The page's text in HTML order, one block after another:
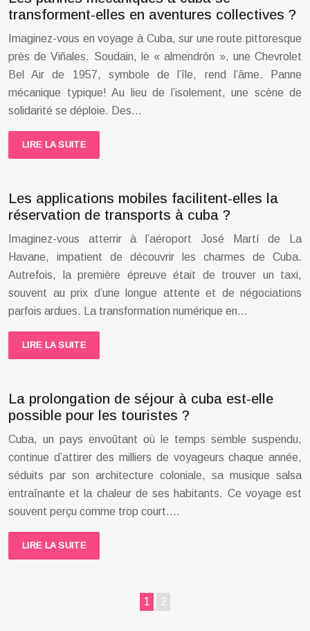
transforment-elles en aventures collectives ?
Imaginez-vous en voyage à Cuba, sur une route pittoresque
près de Viñales. Soudain, le « almendrón », une Chevrolet
Bel Air de 1957, symbole de l’île, rend l’âme. Panne
mécanique typique! Au lieu de l’isolement, une scène de
solidarité se déploie. Des…
LIRE LA SUITE
Les applications mobiles facilitent-elles la
réservation de transports à cuba ?
Imaginez-vous atterrir à l’aéroport José Martí de La
Havane, impatient de découvrir les charmes de Cuba.
Autrefois, la première épreuve était de trouver un taxi,
souvent au prix d’une longue attente et de négociations
parfois ardues. La transformation numérique en…
LIRE LA SUITE
La prolongation de séjour à cuba est-elle
possible pour les touristes ?
Cuba, un pays envoûtant où le temps semble suspendu,
continue d’attirer des milliers de voyageurs chaque année,
séduits par son architecture coloniale, sa musique salsa
entraînante et la chaleur de ses habitants. Ce voyage est
souvent perçu comme trop court….
LIRE LA SUITE
1 2